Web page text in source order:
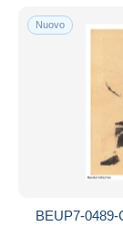
Europa
Aste
Casa
Tutte le
Nuovo
BEUP7-